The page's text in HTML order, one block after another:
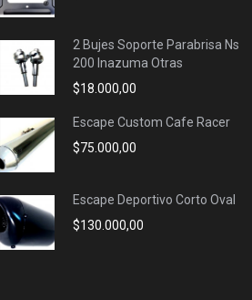
2 Bujes Soporte Parabrisa Ns
200 Inazuma Otras
$18.000,00
Escape Custom Cafe Racer
$75.000,00
Escape Deportivo Corto Oval
$130.000,00